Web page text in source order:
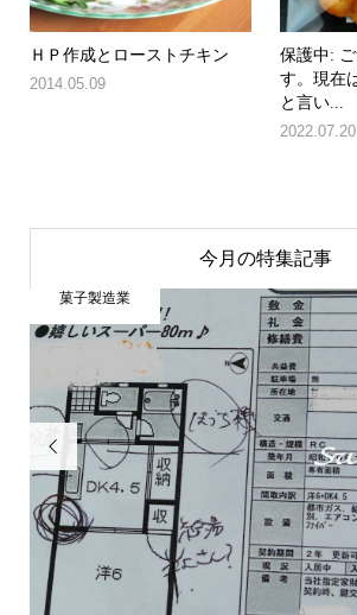
ＨＰ作成とローストチキン
2014.05.09
保護中:
す。現在
と言い...
2022.07.20
今月の特集記事

菓子製造業